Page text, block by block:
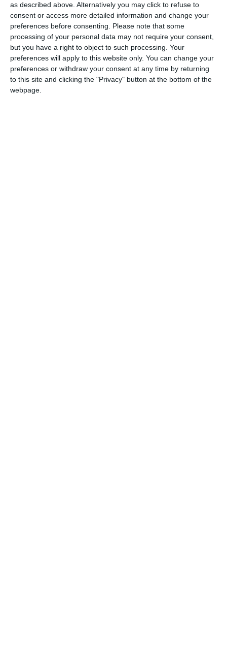
as described above. Alternatively you may click to refuse to
consent or access more detailed information and change your
preferences before consenting.
Please note that some
processing of your personal data may not require your consent,
but you have a right to object to such processing. Your
preferences will apply to this website only. You can change your
preferences or withdraw your consent at any time by returning
to this site and clicking the "Privacy" button at the bottom of the
webpage.
Pentru mai multe informaţii, consultă politica noastră de confidenţialitate, unde vei
primi mai multe privind informaţii despre cum și de ce stocăm datele tale.
Posteaza comentariul